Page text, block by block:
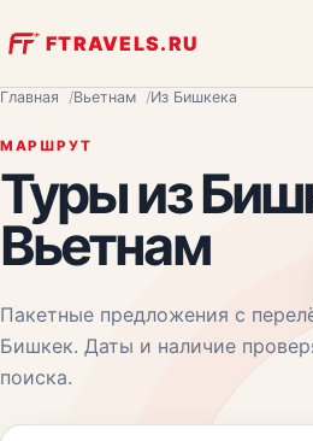
FTRAVELS.RU
Главная Вьетнам Из Бишкека
МАРШРУТ
Туры из
Вьетнам
Пакетные предложения с
Бишкек. Даты и наличие
поиска.